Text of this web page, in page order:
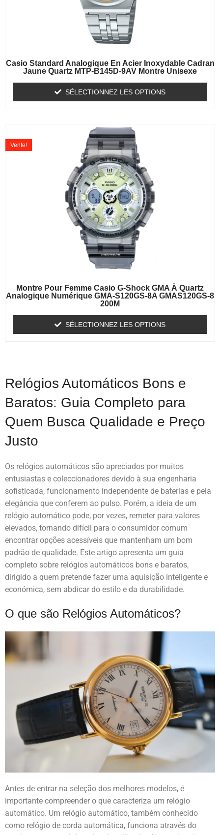
Casio Standard Analogique En Acier Inoxydable Cadran
Jaune Quartz MTP-B145D-9AV Montre Unisexe
SÉLECTIONNEZ LES OPTIONS
Montre Pour Femme Casio G-Shock GMA À Quartz
Analogique Numérique GMA-S120GS-8A GMAS120GS-8
200M
Vente!
SÉLECTIONNEZ LES OPTIONS
Relógios Automáticos Bons e
Baratos: Guia Completo para
Quem Busca Qualidade e Preço
Justo
Os relógios automáticos são apreciados por muitos
entusiastas e coleccionadores devido à sua engenharia
sofisticada, funcionamento independente de baterias e pela
elegância que conferem ao pulso. Porém, a ideia de um
relógio automático pode, por vezes, remeter para valores
elevados, tornando difícil para o consumidor comum
encontrar opções acessíveis que mantenham um bom
padrão de qualidade. Este artigo apresenta um guia
completo sobre relógios automáticos bons e baratos,
dirigido a quem pretende fazer uma aquisição inteligente e
económica, sem abdicar do estilo e da durabilidade.
O que são Relógios Automáticos?
Antes de entrar na seleção dos melhores modelos, é
importante compreender o que caracteriza um relógio
automático. Um relógio automático, também conhecido
como relógio de corda automática, funciona através do